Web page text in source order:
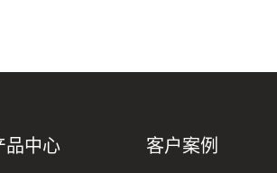
品中心
客户案例